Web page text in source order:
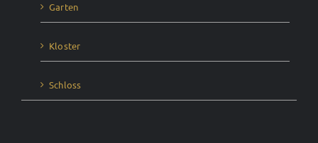
Garten
Kloster
Schloss